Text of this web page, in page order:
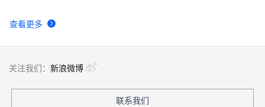
查看更多
关注我们： 新浪微博
联系我们